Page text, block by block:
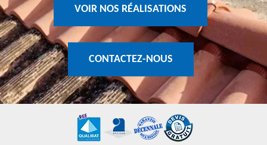
VOIR NOS RÉALISATIONS
CONTACTEZ-NOUS